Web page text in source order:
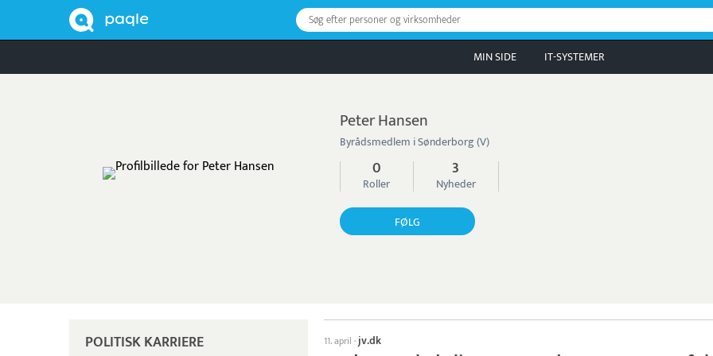
Søg efter personer og virksomheder
MIN SIDE IT-SYSTEMER
Peter Hansen
Byrådsmedlem i Sønderborg (V)
0
Roller
3
Nyheder
FØLG
POLITISK KARRIERE 11. april ·jv.dk